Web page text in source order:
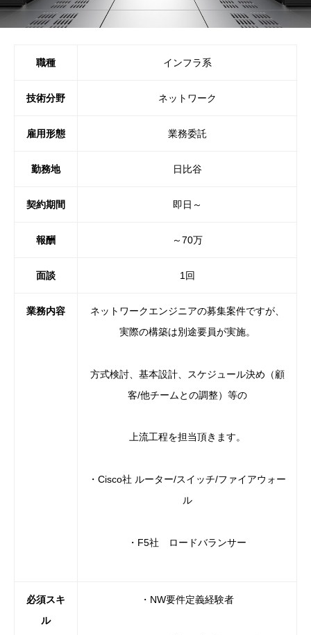
職種 インフラ系
技術分野 ネットワーク
雇用形態 業務委託
勤務地 日比谷
契約期間 即日～
報酬 ～70万
面談 1回
業務内容
ネットワークエンジニアの募集案件ですが、
実際の構築は別途要員が実施。
方式検討、基本設計、スケジュール決め（顧
客/他チームとの調整）等の
上流工程を担当頂きます。
・Cisco社 ルーター/スイッチ/ファイアウォー
ル
・F5社 ロードバランサー
必須スキ
ル
・NW要件定義経験者